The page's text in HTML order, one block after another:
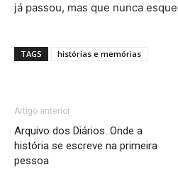
já passou, mas que nunca
TAGS histórias e memórias
Artigo anterior
Arquivo dos Diários. Onde a
história se escreve na primeira
pessoa